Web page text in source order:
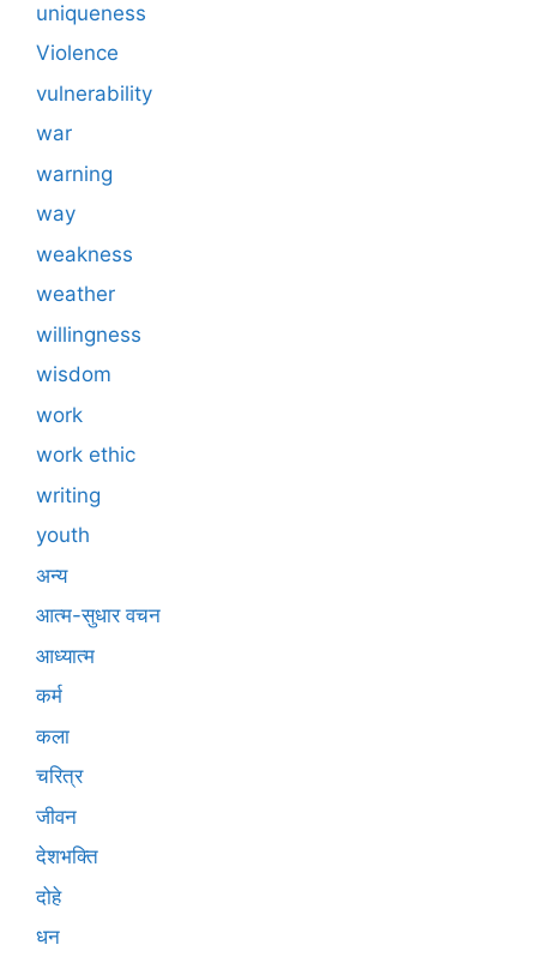
uniqueness
Violence
vulnerability
war
warning
way
weakness
weather
willingness
wisdom
work
work ethic
writing
youth
अन्य
आत्म-सुधार वचन
आध्यात्म
कर्म
कला
चरित्र
जीवन
देशभक्ति
दोहे
धन